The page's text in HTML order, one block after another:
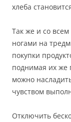
хлеба
Так же и со
ногами на
покупки
поднимая их же
можно
чувством
Отключить